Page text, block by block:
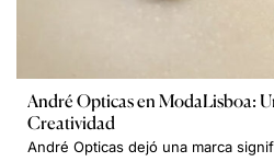
André Opticas en ModaLisboa:
Creatividad
André Opticas dejó una marca